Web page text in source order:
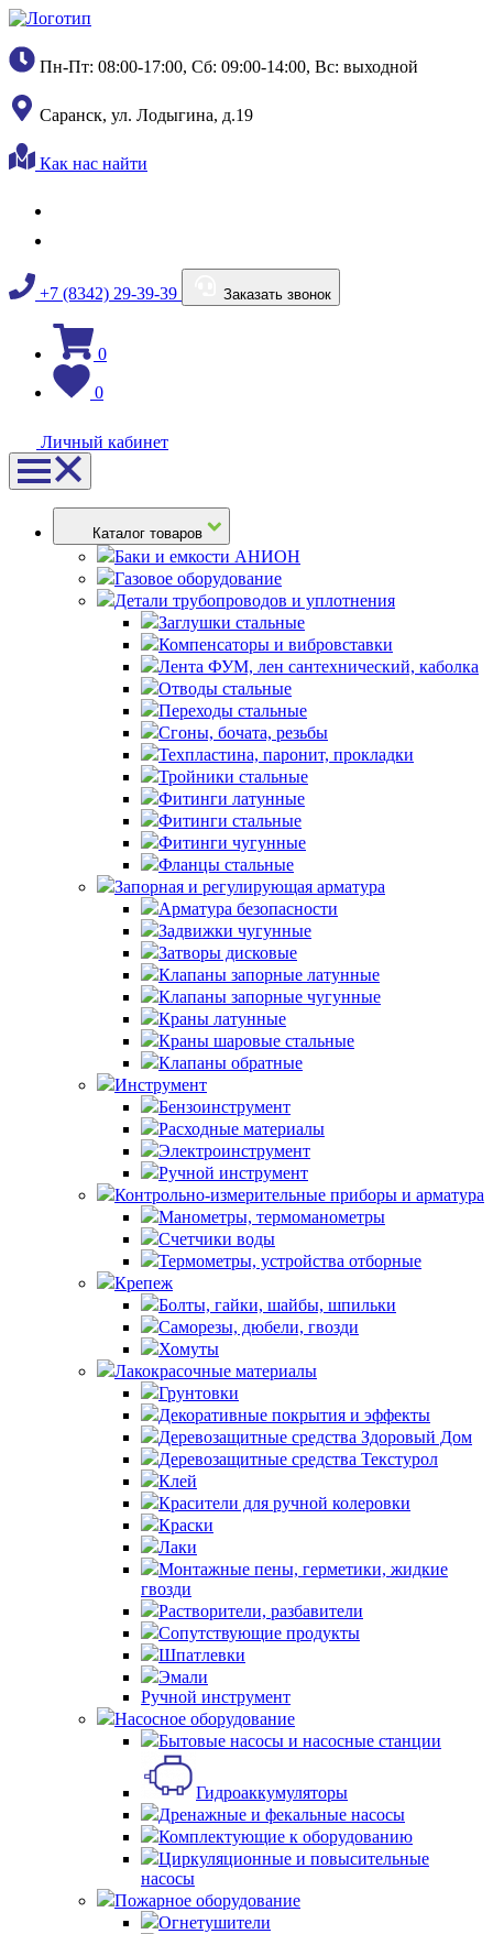
Пн-Пт: 08:00-17:00, Сб: 09:00-14:00, Вс: выходной
Саранск, ул. Лодыгина, д.19
Как нас найти
+7 (8342) 29-39-39 Заказать звонок
0
0
Личный кабинет
Каталог товаров
Баки и емкости АНИОН
Газовое оборудование
Детали трубопроводов и уплотнения
Заглушки стальные
Компенсаторы и вибровставки
Лента ФУМ, лен сантехнический, каболка
Отводы стальные
Переходы стальные
Сгоны, бочата, резьбы
Техпластина, паронит, прокладки
Тройники стальные
Фитинги латунные
Фитинги стальные
Фитинги чугунные
Фланцы стальные
Запорная и регулирующая арматура
Арматура безопасности
Задвижки чугунные
Затворы дисковые
Клапаны запорные латунные
Клапаны запорные чугунные
Краны латунные
Краны шаровые стальные
Клапаны обратные
Инструмент
Бензоинструмент
Расходные материалы
Электроинструмент
Ручной инструмент
Контрольно-измерительные приборы и арматура
Манометры, термоманометры
Счетчики воды
Термометры, устройства отборные
Крепеж
Болты, гайки, шайбы, шпильки
Саморезы, дюбели, гвозди
Хомуты
Лакокрасочные материалы
Грунтовки
Декоративные покрытия и эффекты
Деревозащитные средства Здоровый Дом
Деревозащитные средства Текстурол
Клей
Красители для ручной колеровки
Краски
Лаки
Монтажные пены, герметики, жидкие
гвозди
Растворители, разбавители
Сопутствующие продукты
Шпатлевки
Эмали
Ручной инструмент
Насосное оборудование
Бытовые насосы и насосные станции
Гидроаккумуляторы
Дренажные и фекальные насосы
Комплектующие к оборудованию
Циркуляционные и повысительные
насосы
Пожарное оборудование
Огнетушители